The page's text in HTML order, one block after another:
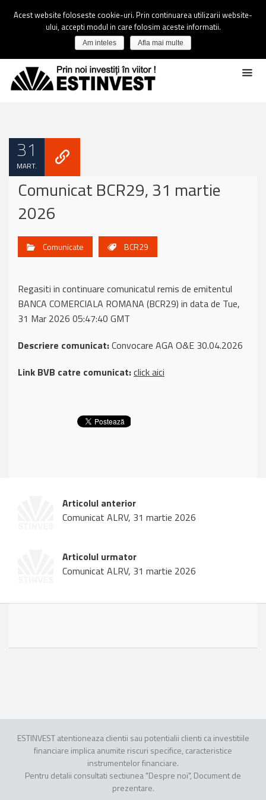
31
MART.
Comunicat BCR29, 31 martie
2026
Comunicate BCR29
Regasiti in continuare comunicatul remis de emitentul
BANCA COMERCIALA ROMANA (BCR29) in data de Tue,
31 Mar 2026 05:47:40 GMT
Descriere comunicat:Convocare AGA O&E 30.04.2026
Link BVB catre comunicat:click aici
Articolul anterior
Comunicat ALRV, 31 martie 2026
Articolul urmator
Comunicat ALRV, 31 martie 2026
ESTINVEST atentioneaza clientii sau potentialii clienti ca investitiile
financiare implica anumite riscuri specifice, caracteristice
instrumentelor financiare.
Pentru detalii consultati sectiunea "Despre noi", Document de
prezentare.
Acest website foloseste cookie-uri. Prin continuarea utilizarii website-
ului, accepti modul in care folosim aceste informatii.
Am inteles Afla mai multe